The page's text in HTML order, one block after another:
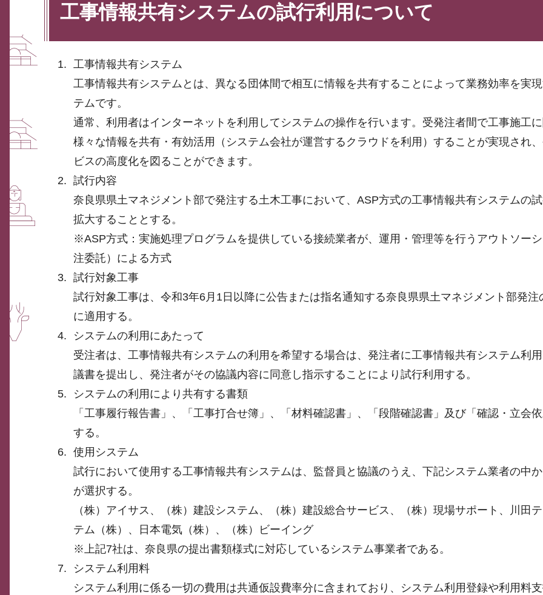
工事情報共有システムの試行利用について
工事情報共有システム
工事情報共有システムとは、異なる団体間で相互に情報を共有することによって業務効率を実
テムです。
通常、利用者はインターネットを利用してシステムの操作を行います。受発注者間で工事施工
様々な情報を共有・有効活用（システム会社が運営するクラウドを利用）することが実現され
ビスの高度化を図ることができます。
試行内容
奈良県県土マネジメント部で発注する土木工事において、ASP方式の工事情報共有システムの
拡大することとする。
※ASP方式：実施処理プログラムを提供している接続業者が、運用・管理等を行うアウトソー
注委託）による方式
試行対象工事
試行対象工事は、令和3年6月1日以降に公告または指名通知する奈良県県土マネジメント部発注
に適用する。
システムの利用にあたって
受注者は、工事情報共有システムの利用を希望する場合は、発注者に工事情報共有システム利
議書を提出し、発注者がその協議内容に同意し指示することにより試行利用する。
システムの利用により共有する書類
「工事履行報告書」、「工事打合せ簿」、「材料確認書」、「段階確認書」及び「確認・立会
する。
使用システム
試行において使用する工事情報共有システムは、監督員と協議のうえ、下記システム業者の中
が選択する。
（株）アイサス、（株）建設システム、（株）建設総合サービス、（株）現場サポート、川田
テム（株）、日本電気（株）、（株）ビーイング
※上記7社は、奈良県の提出書類様式に対応しているシステム事業者である。
システム利用料
システム利用に係る一切の費用は共通仮設費率分に含まれており、システム利用登録や利用料